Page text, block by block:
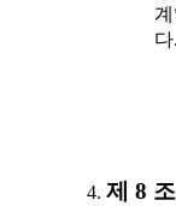
다.
제 8